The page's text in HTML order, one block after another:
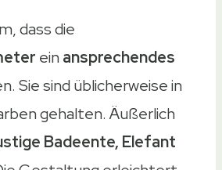
dass die
einansprechendes
Sie sind üblicherweise in
gehalten. Äußerlich
Badeente, Elefant